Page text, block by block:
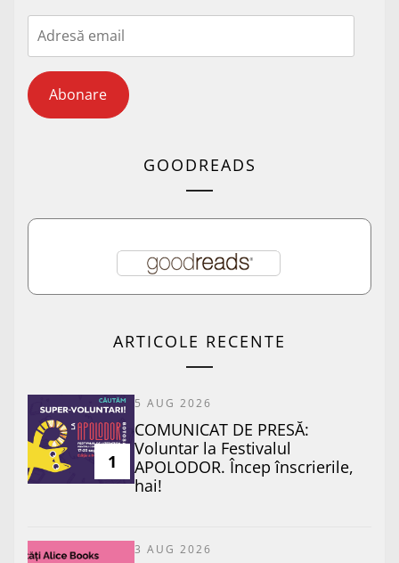
Adresă
email
Abonare
GOODREADS
ARTICOLE RECENTE
1
5 AUG 2026
COMUNICAT DE PRESĂ:
Voluntar la Festivalul
APOLODOR. Încep înscrierile,
hai!
3 AUG 2026